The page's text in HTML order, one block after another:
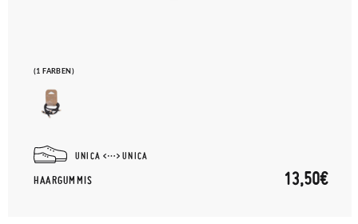
(1 FARBEN)
UNICA UNICA
HAARGUMMIS 13,50€